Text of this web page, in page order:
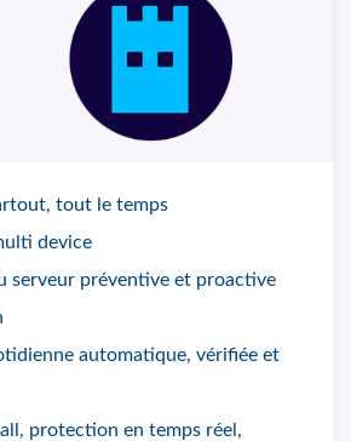
tout le temps
device
serveur préventive et proactive
automatique, vérifiée et
protection en temps réel,